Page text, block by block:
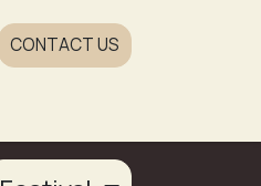
CONTACT US